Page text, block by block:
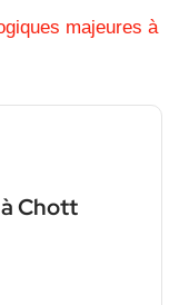
Chott